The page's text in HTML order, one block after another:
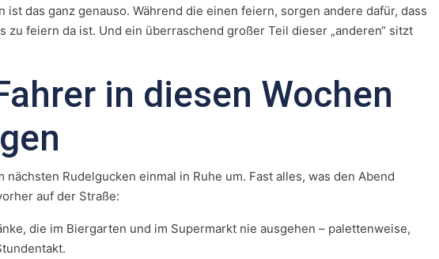
ist das ganz genauso. Während die einen feiern, sorgen andere dafür, dass
zu feiern da ist. Und ein überraschend großer Teil dieser „anderen“ sitzt
in diesen Wochen
nächsten Rudelgucken einmal in Ruhe um. Fast alles, was den Abend
auf der Straße:
die im Biergarten und im Supermarkt nie ausgehen – palettenweise,